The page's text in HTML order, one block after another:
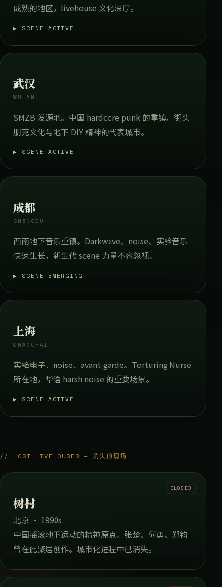
成熟的地区，livehouse 文化深厚。
▶ SCENE ACTIVE
武汉
WUHAN
SMZB 发源地。中国 hardcore punk 的重镇，街头
朋克文化与地下 DIY 精神的代表城市。
▶ SCENE ACTIVE
成都
CHENGDU
西南地下音乐重镇。Darkwave、noise、实验音乐
快速生长，新生代 scene 力量不容忽视。
▶ SCENE EMERGING
上海
SHANGHAI
实验电子、noise、avant-garde。Torturing Nurse
所在地，华语 harsh noise 的重要场景。
▶ SCENE ACTIVE
// LOST LIVEHOUSES — 消失的现场
CLOSED
树村
北京 · 1990s
中国摇滚地下运动的精神原点。张楚、何勇、郑钧
曾在此聚居创作。城市化进程中已消失。